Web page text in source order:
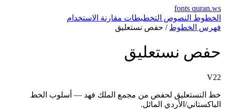
fonts
النصوص التخطيطاتمقارنةالاستخدام
الخطوط / حفص نستعليق
نستعليق
النستعليق لحفص من مجمع الملك فهد — أسلوب الخط
الأردي المائل.